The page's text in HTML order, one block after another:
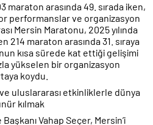
maraton arasında 49. sırada iken,
performanslar ve organizasyon
Mersin Maratonu, 2025 yılında
maraton arasında 31. sıraya
kısa sürede kat ettiği gelişimi
yükselen bir organizasyon
koydu.
uluslararası etkinliklerle dünya
kılmak
Vahap Seçer, Mersin’i